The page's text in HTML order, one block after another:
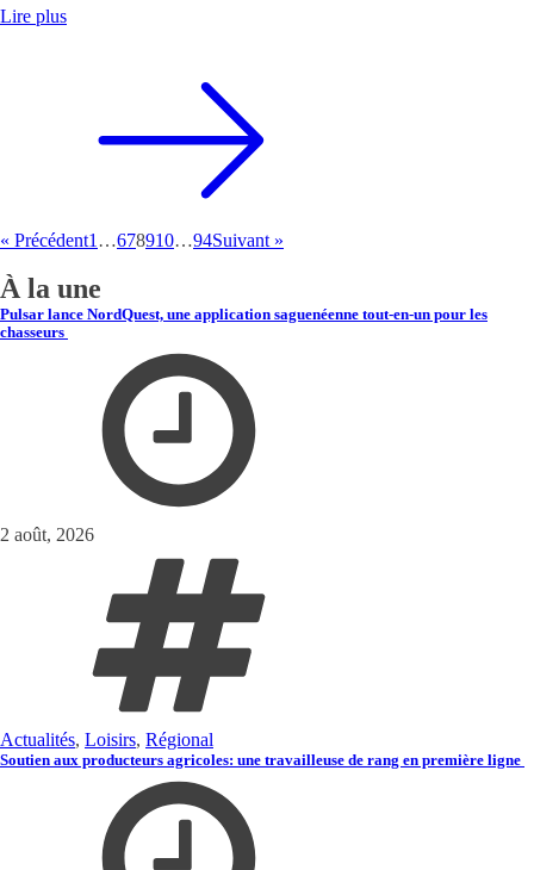
Lire plus
« Précédent1 …678910…94Suivant »
À la une
Pulsar lance NordQuest, une application saguenéenne tout-en-un pour les
chasseurs
2 août, 2026
Actualités, Loisirs, Régional
Soutien aux producteurs agricoles: une travailleuse de rang en première ligne